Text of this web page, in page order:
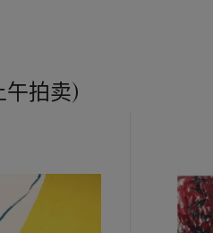
午拍卖)